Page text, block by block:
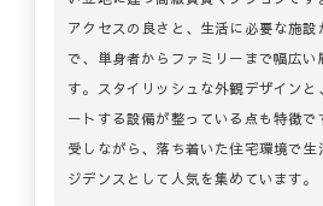
アクセスの良さと、生活に必要な施設
で、単身者からファミリーまで幅広い
す。スタイリッシュな外観デザインと
ートする設備が整っている点も特徴
受しながら、落ち着いた住宅環境で
ジデンスとして人気を集めています。